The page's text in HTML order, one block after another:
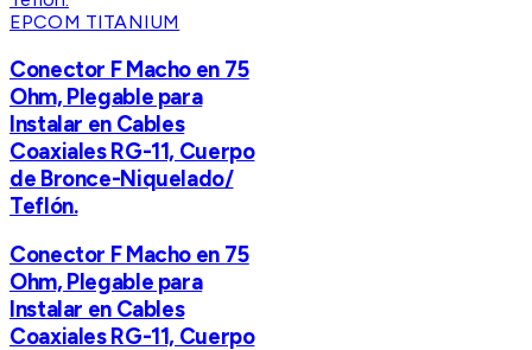
EPCOM TITANIUM
Conector F Macho en 75
Ohm, Plegable para
Instalar en Cables
Coaxiales RG-11, Cuerpo
de Bronce-Niquelado/
Teflón.
Conector F Macho en 75
Ohm, Plegable para
Instalar en Cables
Coaxiales RG-11, Cuerpo